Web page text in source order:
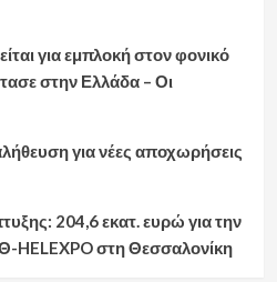
για εμπλοκή στον φονικό
στην Ελλάδα – Οι
για νέες αποχωρήσεις
204,6 εκατ. ευρώ για την
HELEXPO στη Θεσσαλονίκη